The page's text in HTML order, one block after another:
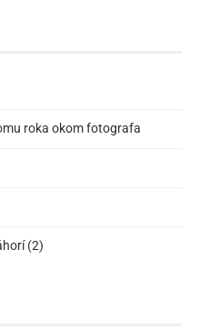
roka okom fotografa
(2)